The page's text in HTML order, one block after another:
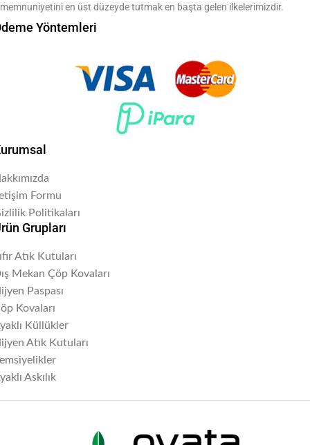
memnuniyetini en üst düzeyde tutmak en başta gelen ilkelerimizdir.
Yöntemleri
Formu
Politikaları
Grupları
Atık Kutuları
Mekan Çöp Kovaları
Paspası
Kovaları
Küllükler
Atık Kutuları
Askılık